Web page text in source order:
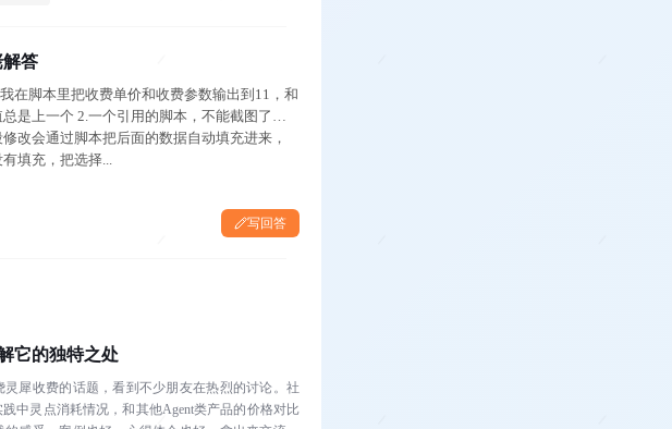
答
在脚本里把收费单价和收费参数输出到11，和
是上一个 2.一个引用的脚本，不能截图了，
改会通过脚本把后面的数据自动填充进来，
填充，把选择...
写回答
它的独特之处
犀收费的话题，看到不少朋友在热烈的讨论。社
中灵点消耗情况，和其他Agent类产品的价格对比